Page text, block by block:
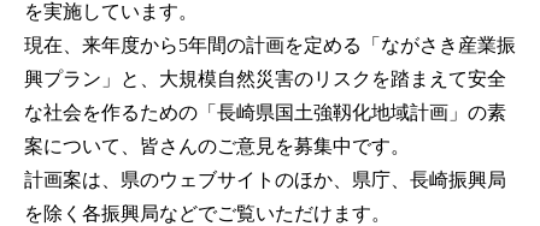
を実施しています。
現在、来年度から5年間の計画を定める「ながさき産業振
興プラン」と、大規模自然災害のリスクを踏まえて安全
な社会を作るための「長崎県国土強靱化地域計画」の素
案について、皆さんのご意見を募集中です。
計画案は、県のウェブサイトのほか、県庁、長崎振興局
を除く各振興局などでご覧いただけます。